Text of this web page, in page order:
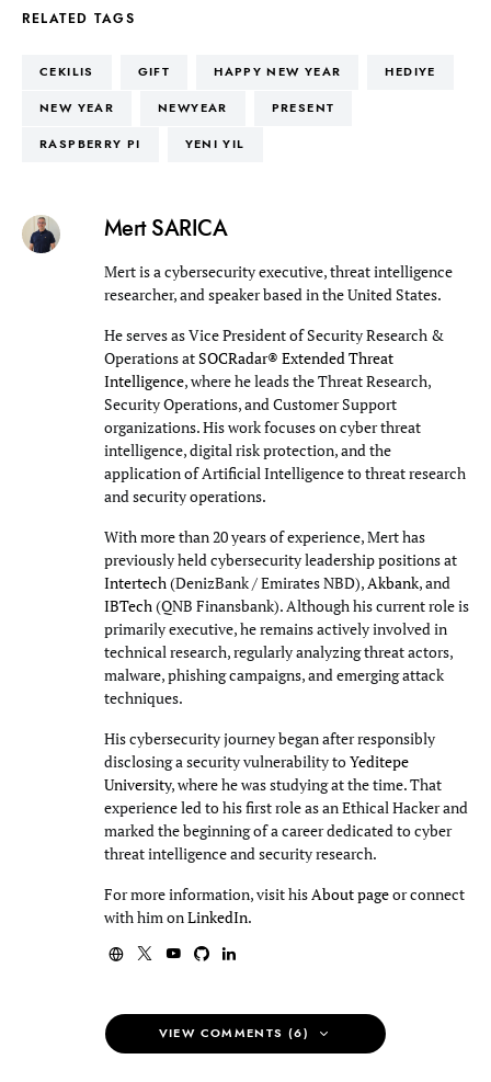
RELATED TAGS
CEKILIS GIFT HAPPY NEW YEAR HEDIYE
NEW YEAR NEWYEAR PRESENT
RASPBERRY PI YENI YIL
Mert SARICA
Mert is a cybersecurity executive, threat intelligence
researcher, and speaker based in the United States.
He serves as Vice President of Security Research &
Operations atSOCRadar® Extended Threat
Intelligence, where he leads the Threat Research,
Security Operations, and Customer Support
organizations. His work focuses on cyber threat
intelligence, digital risk protection, and the
application of Artificial Intelligence to threat research
and security operations.
With more than 20 years of experience, Mert has
previously held cybersecurity leadership positions at
Intertech(DenizBank / Emirates NBD),Akbank, and
IBTech(QNB Finansbank). Although his current role is
primarily executive, he remains actively involved in
technical research, regularly analyzing threat actors,
malware, phishing campaigns, and emerging attack
techniques.
His cybersecurity journey began after responsibly
disclosing a security vulnerability toYeditepe
University, where he was studying at the time. That
experience led to his first role as an Ethical Hacker and
marked the beginning of a career dedicated to cyber
threat intelligence and security research.
For more information, visit hisAbout pageor connect
with him onLinkedIn.
VIEW COMMENTS (6)